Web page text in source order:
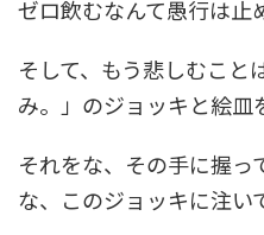
ゼロ飲むなんて愚行は止
そして、もう悲しむこと
み。」のジョッキと絵皿
それをな、その手に握っ
な、このジョッキに注い